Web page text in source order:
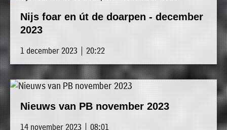
Nijs foar en út de doarpen - december
2023
1 december 2023 | 20:22
Nieuws van PB november 2023
14 november 2023 | 08:01